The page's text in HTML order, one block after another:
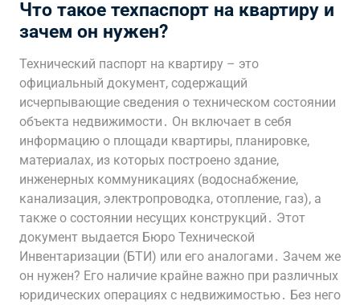
Что такое техпаспорт на квартиру и
зачем он нужен?
Технический паспорт на квартиру – это
официальный документ, содержащий
исчерпывающие сведения о техническом состоянии
объекта недвижимости․ Он включает в себя
информацию о площади квартиры, планировке,
материалах, из которых построено здание,
инженерных коммуникациях (водоснабжение,
канализация, электропроводка, отопление, газ), а
также о состоянии несущих конструкций․ Этот
документ выдается Бюро Технической
Инвентаризации (БТИ) или его аналогами․ Зачем же
он нужен? Его наличие крайне важно при различных
юридических операциях с недвижимостью․ Без него